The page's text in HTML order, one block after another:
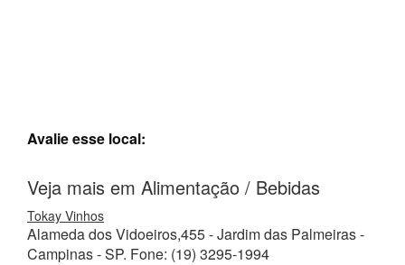
Avalie esse local:
Veja mais em Alimentação / Bebidas
Tokay Vinhos
Alameda dos Vidoeiros,455 - Jardim das Palmeiras -
Campinas - SP. Fone: (19) 3295-1994